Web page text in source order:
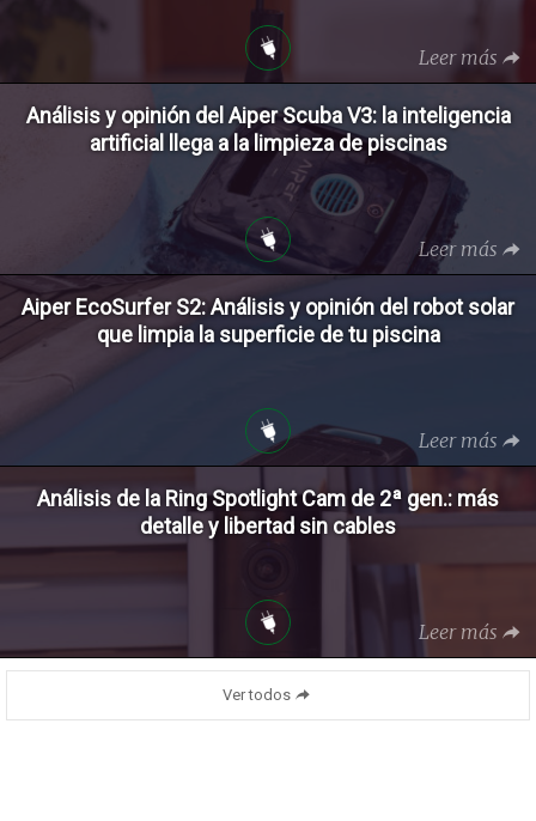
Leer más
Análisis y opinión del Aiper Scuba V3: la inteligencia
artificial llega a la limpieza de piscinas
Leer más
Aiper EcoSurfer S2: Análisis y opinión del robot solar
que limpia la superficie de tu piscina
Leer más
Análisis de la Ring Spotlight Cam de 2ª gen.: más
detalle y libertad sin cables
Leer más
Ver todos